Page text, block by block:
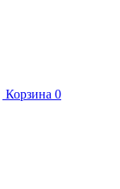
Корзина 0